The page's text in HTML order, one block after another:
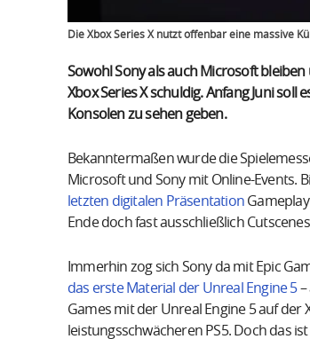
Die Xbox Series X nutzt offenbar eine massive
Sowohl Sony als auch Microsoft
Xbox Series X schuldig. Anfang Juni
Konsolen zu sehen geben.
Bekanntermaßen wurde die
Microsoft und Sony mit Online-Events.
letzten digitalen Präsentation
Ende doch fast ausschließlich
Immerhin zog sich Sony da mit Epic
das erste Material der Unreal Engine 5–
Games mit der Unreal Engine 5 auf der
leistungsschwächeren PS5. Doch das